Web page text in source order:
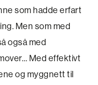
som hadde erfart
Men som med
også med
Med effektivt
og myggnett til